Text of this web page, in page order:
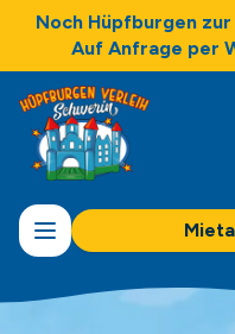
Noch Hüpfburgen
Auf Anfrage per